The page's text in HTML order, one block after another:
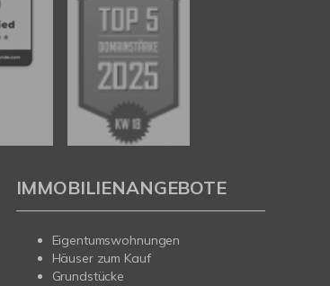
IMMOBILIENANGEBOTE
Eigentumswohnungen
Häuser zum Kauf
Grundstücke